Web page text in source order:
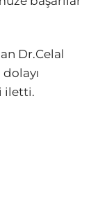
Dr.Celal
iletti.